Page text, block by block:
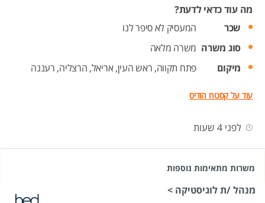
מה עוד כדאי לדעת?
שכר
המעסיק לא סיפר לנו
סוג משרה משרה מלאה
מיקום
פתח תקווה, ראש העין,אריאל, הרצליה, רעננה
עוד על קסטרו הודיס
לפני 4 שעות
משרות מתאימות נוספות
מנהל /ת לוגיסטיקה >